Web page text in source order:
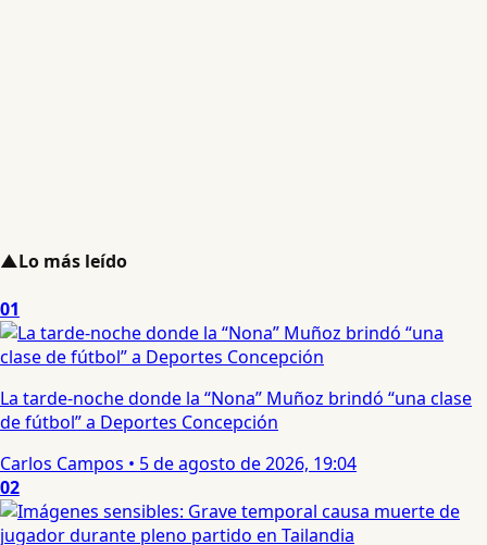
▲Lo más leído
01
La tarde-noche donde la “Nona” Muñoz brindó “una clase
de fútbol” a Deportes Concepción
Carlos Campos • 5 de agosto de 2026, 19:04
02